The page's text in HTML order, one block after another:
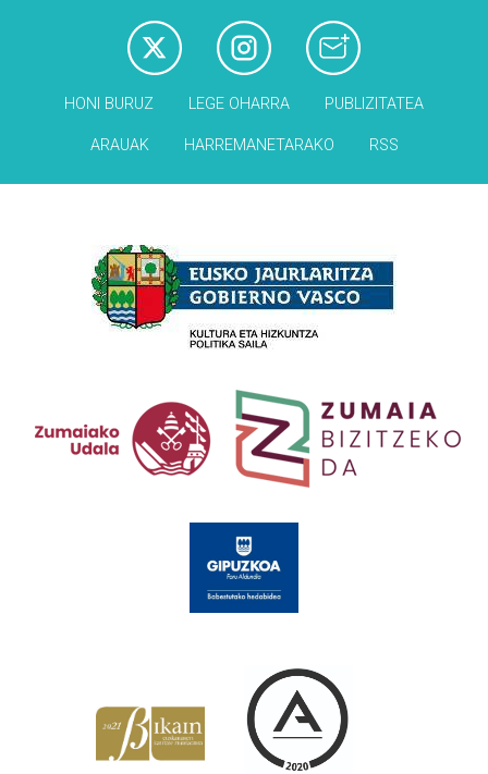
HONI BURUZ LEGE OHARRA PUBLIZITATEA
ARAUAK HARREMANETARAKO RSS